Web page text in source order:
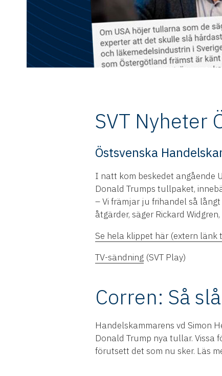
SVT Nyheter
Östsvenska
I natt kom beskedet angående
Donald Trumps tullpaket,
– Vi främjar ju frihandel så
åtgärder, säger Rickard
Se hela klippet här (extern länk
TV-sändning (SVT Play)
Corren: Så
Handelskammarens vd Simon
Donald Trump nya tullar. Vissa
förutsett det som nu sker. Läs